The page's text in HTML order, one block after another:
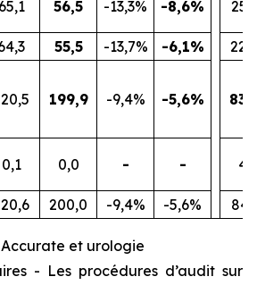
65,1 56,5 -13,3% -8,6%
55,5 -13,7% -6,1%
199,9 -9,4% -5,6%
0,1 0,0 - -
200,0 -9,4% -5,6%
et urologie
- Les procédures d’audit sur